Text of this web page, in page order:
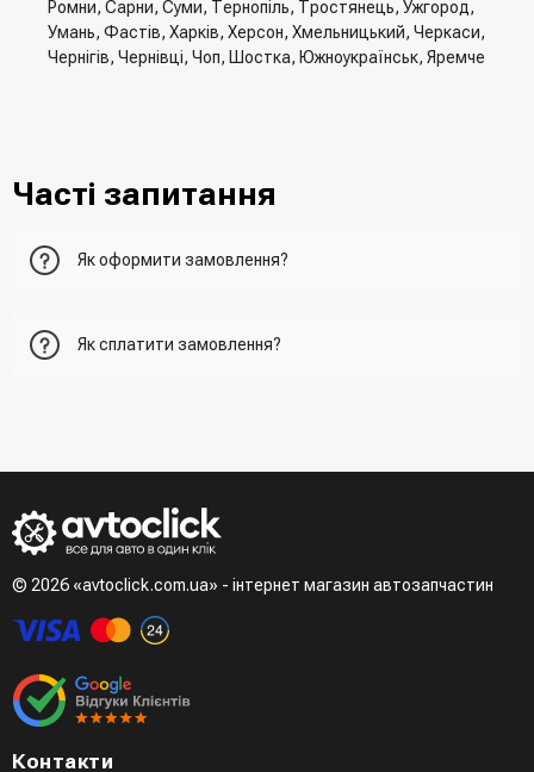
Ромни, Сарни, Суми, Тернопіль, Тростянець, Ужгород,
Умань, Фастів, Харків, Херсон, Хмельницький, Черкаси,
Чернігів, Чернівці, Чоп, Шостка, Южноукраїнськ, Яремче
Часті запитання
Як оформити замовлення?
нього та вказати всю необхідну інформацію про
зателефонує менеджер для підтвердження та уточнення
Третій варіант - зробити замовлення в телефонному
Четвертий варіант - замовити через доступні месенджери
(viber, telegram)
Як сплатити замовлення?
© 2026 «avtoclick.com.ua» - інтернет магазин автозапчастин
Контакти